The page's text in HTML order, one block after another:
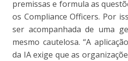
premissas e formula as
os Compliance Officers. Por
ser acompanhada de uma
mesmo cautelosa. “A
da IA exige que as